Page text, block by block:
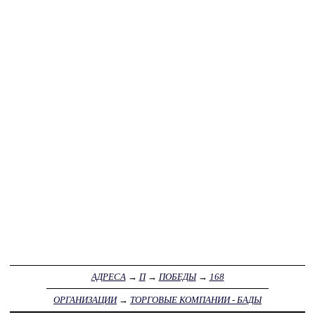
АДРЕСА→ П→ ПОБЕДЫ→ 168
ОРГАНИЗАЦИИ→ ТОРГОВЫЕ КОМПАНИИ - БАДЫ